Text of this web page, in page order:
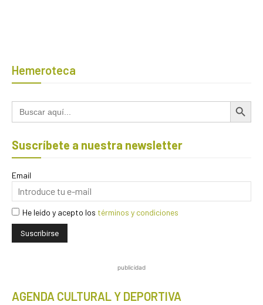
Hemeroteca
Buscar: Botón de
Suscríbete a nuestra newsletter
Email
He leído y acepto los términos y condiciones
publicidad
AGENDA CULTURAL Y DEPORTIVA